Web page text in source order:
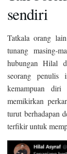
sendiri
Tatkala orang
tunang masing-
hubungan Hilal
seorang penulis
kemampuan diri
memikirkan
turut berhadapan
terfikir untuk